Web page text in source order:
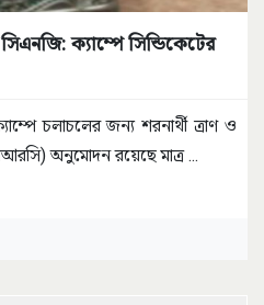
ক্যাম্পে সিন্ডিকেটের
চলাচলের জন্য শরনার্থী ত্রাণ ও
অনুমোদন রয়েছে মাত্র...